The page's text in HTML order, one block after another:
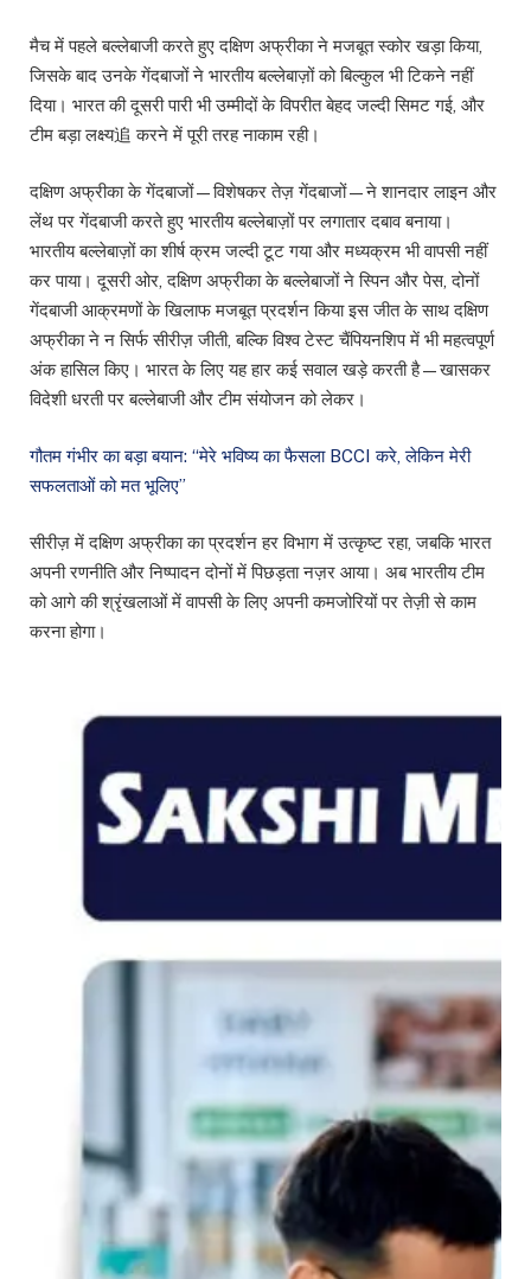
मैच में पहले बल्लेबाजी करते हुए दक्षिण अफ्रीका ने मजबूत स्कोर खड़ा किया,
जिसके बाद उनके गेंदबाजों ने भारतीय बल्लेबाज़ों को बिल्कुल भी टिकने नहीं
दिया। भारत की दूसरी पारी भी उम्मीदों के विपरीत बेहद जल्दी सिमट गई, और
टीम बड़ा लक्ष्य追 करने में पूरी तरह नाकाम रही।
दक्षिण अफ्रीका के गेंदबाजों—विशेषकर तेज़ गेंदबाजों—ने शानदार लाइन और
लेंथ पर गेंदबाजी करते हुए भारतीय बल्लेबाज़ों पर लगातार दबाव बनाया।
भारतीय बल्लेबाज़ों का शीर्ष क्रम जल्दी टूट गया और मध्यक्रम भी वापसी नहीं
कर पाया। दूसरी ओर, दक्षिण अफ्रीका के बल्लेबाजों ने स्पिन और पेस, दोनों
गेंदबाजी आक्रमणों के खिलाफ मजबूत प्रदर्शन किया इस जीत के साथ दक्षिण
अफ्रीका ने न सिर्फ सीरीज़ जीती, बल्कि विश्व टेस्ट चैंपियनशिप में भी महत्वपूर्ण
अंक हासिल किए। भारत के लिए यह हार कई सवाल खड़े करती है—खासकर
विदेशी धरती पर बल्लेबाजी और टीम संयोजन को लेकर।
गौतम गंभीर का बड़ा बयान: “मेरे भविष्य का फैसला BCCI करे, लेकिन मेरी
सफलताओं को मत भूलिए”
सीरीज़ में दक्षिण अफ्रीका का प्रदर्शन हर विभाग में उत्कृष्ट रहा, जबकि भारत
अपनी रणनीति और निष्पादन दोनों में पिछड़ता नज़र आया। अब भारतीय टीम
को आगे की श्रृंखलाओं में वापसी के लिए अपनी कमजोरियों पर तेज़ी से काम
करना होगा।